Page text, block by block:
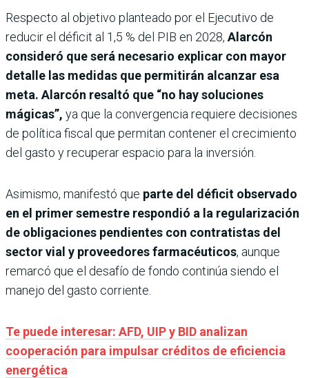
Respecto al objetivo planteado por el Ejecutivo de
reducir el déficit al 1,5 % del PIB en 2028, Alarcón
consideró que será necesario explicar con mayor
detalle las medidas que permitirán alcanzar esa
meta. Alarcón resaltó que “no hay soluciones
mágicas”, ya que la convergencia requiere decisiones
de política fiscal que permitan contener el crecimiento
del gasto y recuperar espacio para la inversión.
Asimismo, manifestó que parte del déficit observado
en el primer semestre respondió a la regularización
de obligaciones pendientes con contratistas del
sector vial y proveedores farmacéuticos, aunque
remarcó que el desafío de fondo continúa siendo el
manejo del gasto corriente.
Te puede interesar: AFD, UIP y BID analizan
cooperación para impulsar créditos de eficiencia
energética